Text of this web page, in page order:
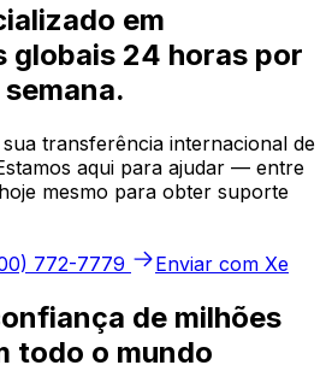
em
globais 24 horas por
transferência internacional de
aqui para ajudar — entre
mesmo para obter suporte
772-7779
Enviar com Xe
de milhões
todo o mundo